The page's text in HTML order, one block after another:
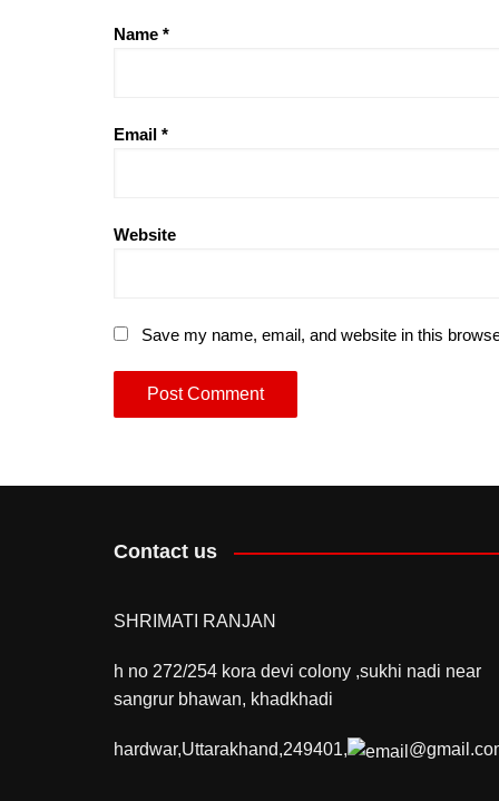
Name *
Email *
Website
Save my name, email, and website in this
Contact us
SHRIMATI RANJAN
h no 272/254 kora devi colony ,sukhi nadi near
sangrur bhawan, khadkhadi
hardwar,Uttarakhand,249401,